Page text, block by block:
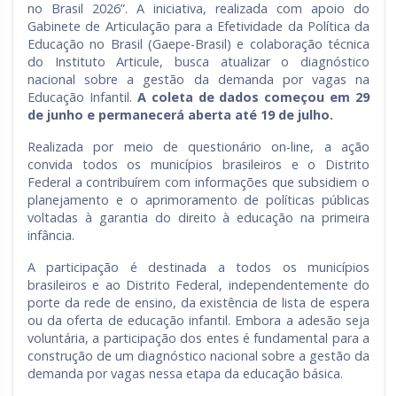
no Brasil 2026”. A iniciativa, realizada com apoio do
Gabinete de Articulação para a Efetividade da Política da
Educação no Brasil (Gaepe-Brasil) e colaboração técnica
do Instituto Articule, busca atualizar o diagnóstico
nacional sobre a gestão da demanda por vagas na
Educação Infantil. A coleta de dados começou em 29
de junho e permanecerá aberta até 19 de julho.
Realizada por meio de questionário on-line, a ação
convida todos os municípios brasileiros e o Distrito
Federal a contribuírem com informações que subsidiem o
planejamento e o aprimoramento de políticas públicas
voltadas à garantia do direito à educação na primeira
infância.
A participação é destinada a todos os municípios
brasileiros e ao Distrito Federal, independentemente do
porte da rede de ensino, da existência de lista de espera
ou da oferta de educação infantil. Embora a adesão seja
voluntária, a participação dos entes é fundamental para a
construção de um diagnóstico nacional sobre a gestão da
demanda por vagas nessa etapa da educação básica.